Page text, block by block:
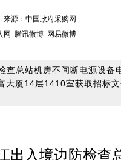
源：中国政府采购网
网 腾讯微博 网易微博
查总站机房不间断电源设备
大厦14层1410室获取招标
入境边防检查